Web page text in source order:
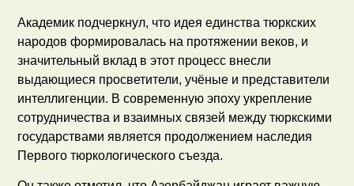
Академик подчеркнул, что идея единства тюркских
народов формировалась на протяжении веков, и
значительный вклад в этот процесс внесли
выдающиеся просветители, учёные и представители
интеллигенции. В современную эпоху укрепление
сотрудничества и взаимных связей между тюркскими
государствами является продолжением наследия
Первого тюркологического съезда.